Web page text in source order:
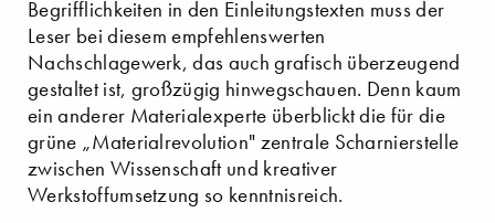
Begrifflichkeiten in den Einleitungstexten muss der
Leser bei diesem empfehlenswerten
Nachschlagewerk, das auch grafisch überzeugend
gestaltet ist, großzügig hinwegschauen. Denn kaum
ein anderer Materialexperte überblickt die für die
grüne „Materialrevolution" zentrale Scharnierstelle
zwischen Wissenschaft und kreativer
Werkstoffumsetzung so kenntnisreich.